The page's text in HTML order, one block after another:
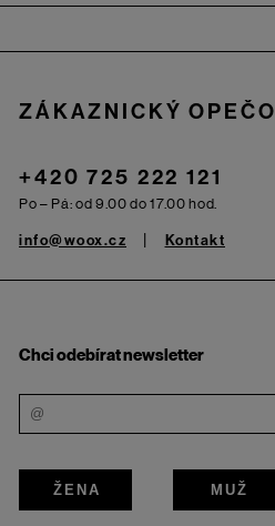
ZÁKAZNICKÝ
+420 725 222 121
Po – Pá: od 9.00 do 17.00 hod.
info@woox.cz Kontakt
Chci odebírat newsletter
ŽENA MUŽ